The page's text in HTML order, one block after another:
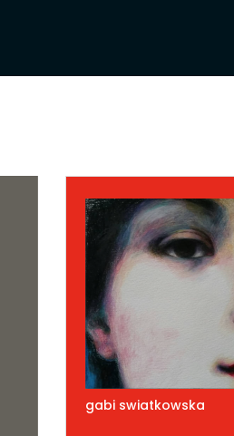
gabi swiatkowska